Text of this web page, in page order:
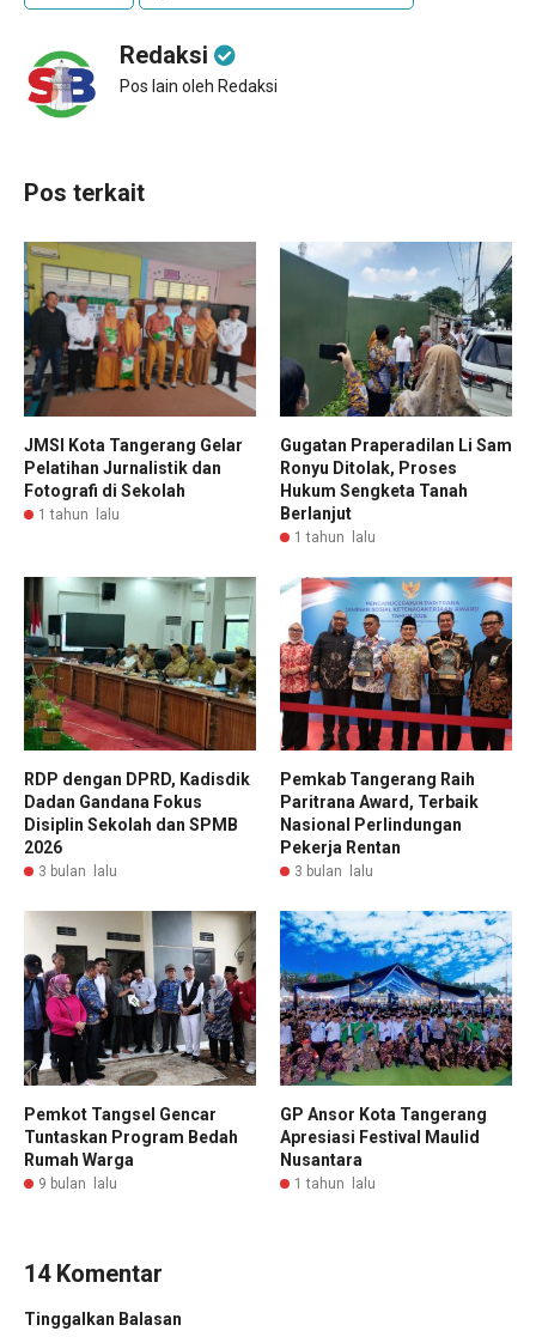
Redaksi
Pos lain oleh Redaksi
Pos terkait
JMSI Kota Tangerang Gelar
Pelatihan Jurnalistik dan
Fotografi di Sekolah
1 tahun lalu
Gugatan Praperadilan Li Sam
Ronyu Ditolak, Proses
Hukum Sengketa Tanah
Berlanjut
1 tahun lalu
RDP dengan DPRD, Kadisdik
Dadan Gandana Fokus
Disiplin Sekolah dan SPMB
2026
3 bulan lalu
Pemkab Tangerang Raih
Paritrana Award, Terbaik
Nasional Perlindungan
Pekerja Rentan
3 bulan lalu
Pemkot Tangsel Gencar
Tuntaskan Program Bedah
Rumah Warga
9 bulan lalu
GP Ansor Kota Tangerang
Apresiasi Festival Maulid
Nusantara
1 tahun lalu
14 Komentar
Tinggalkan Balasan